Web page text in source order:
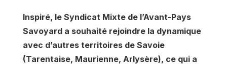
Inspiré, le Syndicat Mixte de l’Avant-Pays
Savoyard a souhaité rejoindre la dynamique
avec d’autres territoires de Savoie
(Tarentaise, Maurienne, Arlysère), ce qui a